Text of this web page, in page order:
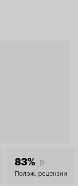
83% 9
Полож. рецензии